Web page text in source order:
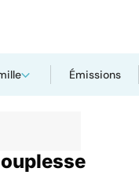
Émissions